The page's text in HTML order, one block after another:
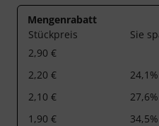
Mengenrabatt
Stückpreis
Sie
2,90 €
2,20 €
24,1%
2,10 €
27,6%
1,90 €
34,5%